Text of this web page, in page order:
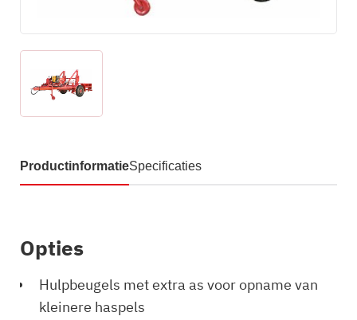
ProductinformatieSpecificaties
Opties
Hulpbeugels met extra as voor opname van
kleinere haspels